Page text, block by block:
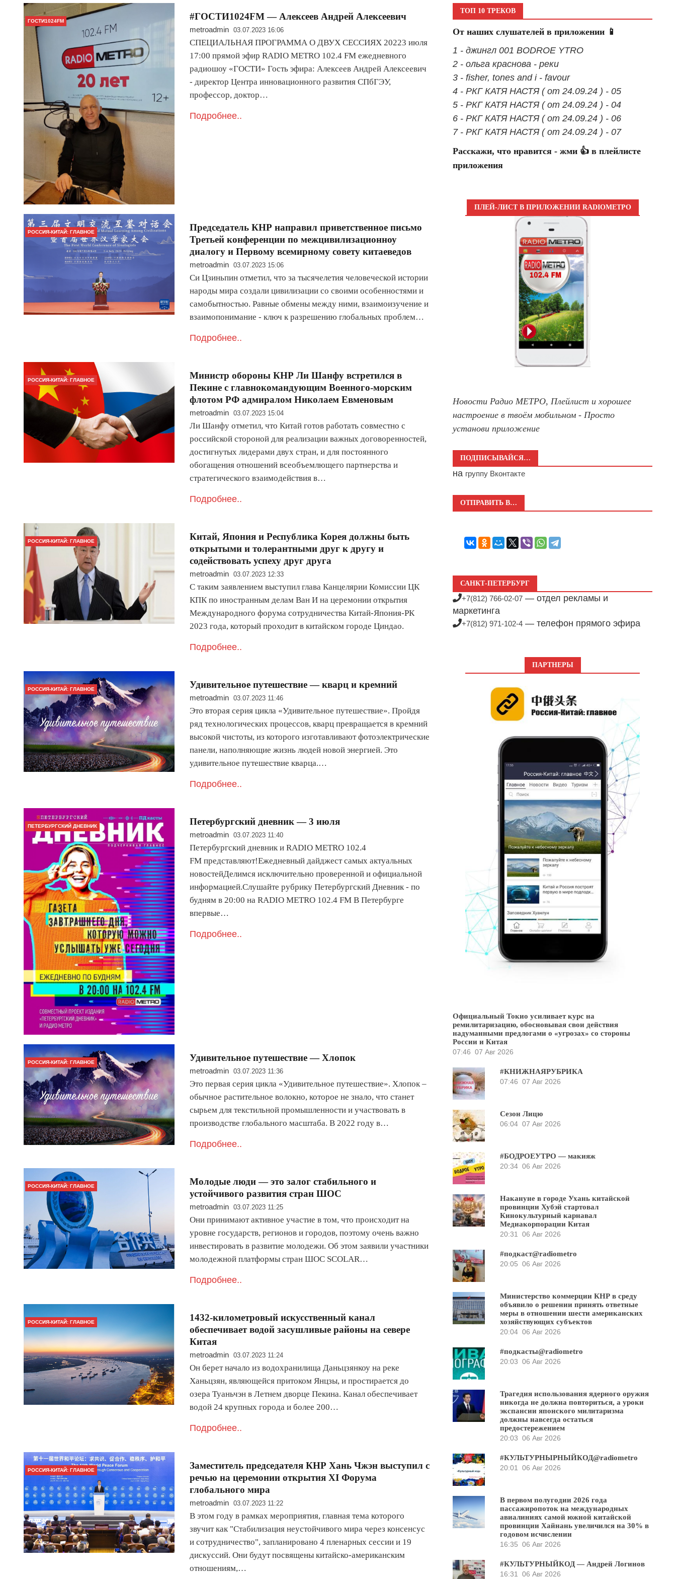
ГОСТИ1024FM #ГОСТИ1024FM — Алексеев Андрей Алексеевич
metroadmin 03.07.2023 16:06
СПЕЦИАЛЬНАЯ ПРОГРАММА О ДВУХ СЕССИЯХ 20223 июля
17:00 прямой эфир RADIO METRO 102.4 FM ежедневного
радиошоу «ГОСТИ» Гость эфира: Алексеев Андрей Алексеевич
- директор Центра инновационного развития СПбГЭУ,
профессор, доктор…
Подробнее..
РОССИЯ-КИТАЙ: ГЛАВНОЕ
Председатель КНР направил приветственное письмо
Третьей конференции по межцивилизационноу
диалогу и Первому всемирному совету китаеведов
metroadmin 03.07.2023 15:06
Си Цзиньпин отметил, что за тысячелетия человеческой истории
народы мира создали цивилизации со своими особенностями и
самобытностью. Равные обмены между ними, взаимоизучение и
взаимопонимание - ключ к разрешению глобальных проблем…
Подробнее..
РОССИЯ-КИТАЙ: ГЛАВНОЕ
Министр обороны КНР Ли Шанфу встретился в
Пекине с главнокомандующим Военного-морским
флотом РФ адмиралом Николаем Евменовым
metroadmin 03.07.2023 15:04
Ли Шанфу отметил, что Китай готов работать совместно с
российской стороной для реализации важных договоренностей,
достигнутых лидерами двух стран, и для постоянного
обогащения отношений всеобъемлющего партнерства и
стратегического взаимодействия в…
Подробнее..
РОССИЯ-КИТАЙ: ГЛАВНОЕ
Китай, Япония и Республика Корея должны быть
открытыми и толерантными друг к другу и
содействовать успеху друг друга
metroadmin 03.07.2023 12:33
С таким заявлением выступил глава Канцелярии Комиссии ЦК
КПК по иностранным делам Ван И на церемонии открытия
Международного форума сотрудничества Китай-Япония-РК
2023 года, который проходит в китайском городе Циндао.
Подробнее..
РОССИЯ-КИТАЙ: ГЛАВНОЕ Удивительное путешествие — кварц и кремний
metroadmin 03.07.2023 11:46
Это вторая серия цикла «Удивительное путешествие». Пройдя
ряд технологических процессов, кварц превращается в кремний
высокой чистоты, из которого изготавливают фотоэлектрические
панели, наполняющие жизнь людей новой энергией. Это
удивительное путешествие кварца.…
Подробнее..
ПЕТЕРБУРГСКИЙ ДНЕВНИК Петербургский дневник — 3 июля
metroadmin 03.07.2023 11:40
Петербургский дневник и RADIO METRO 102.4
FM представляют!Ежедневный дайджест самых актуальных
новостейДелимся исключительно проверенной и официальной
информацией.Слушайте рубрику Петербургский Дневник - по
будням в 20:00 на RADIO METRO 102.4 FM В Петербурге
впервые…
Подробнее..
РОССИЯ-КИТАЙ: ГЛАВНОЕ Удивительное путешествие — Хлопок
metroadmin 03.07.2023 11:36
Это первая серия цикла «Удивительное путешествие». Хлопок –
обычное растительное волокно, которое не знало, что станет
сырьем для текстильной промышленности и участвовать в
производстве глобального масштаба. В 2022 году в…
Подробнее..
РОССИЯ-КИТАЙ: ГЛАВНОЕ
Молодые люди — это залог стабильного и
устойчивого развития стран ШОС
metroadmin 03.07.2023 11:25
Они принимают активное участие в том, что происходит на
уровне государств, регионов и городов, поэтому очень важно
инвестировать в развитие молодежи. Об этом заявили участники
молодежной платформы стран ШОС SCOLAR…
Подробнее..
РОССИЯ-КИТАЙ: ГЛАВНОЕ
1432-километровый искусственный канал
обеспечивает водой засушливые районы на севере
Китая
metroadmin 03.07.2023 11:24
Он берет начало из водохранилища Даньцзянкоу на реке
Ханьцзян, являющейся притоком Янцзы, и простирается до
озера Туаньчэн в Летнем дворце Пекина. Канал обеспечивает
водой 24 крупных города и более 200…
Подробнее..
РОССИЯ-КИТАЙ: ГЛАВНОЕ
Заместитель председателя КНР Хань Чжэн выступил с
речью на церемонии открытия XI Форума
глобального мира
metroadmin 03.07.2023 11:22
В этом году в рамках мероприятия, главная тема которого
звучит как "Стабилизация неустойчивого мира через консенсус
и сотрудничество", запланировано 4 пленарных сессии и 19
дискуссий. Они будут посвящены китайско-американским
отношениям,…
ТОП 10 ТРЕКОВ
От наших слушателей в приложении 📱
1 - джингл 001 BODROE YTRO
2 - ольга краснова - реки
3 - fisher, tones and i - favour
4 - РКГ КАТЯ НАСТЯ ( от 24.09.24 ) - 05
5 - РКГ КАТЯ НАСТЯ ( от 24.09.24 ) - 04
6 - РКГ КАТЯ НАСТЯ ( от 24.09.24 ) - 06
7 - РКГ КАТЯ НАСТЯ ( от 24.09.24 ) - 07
Расскажи, что нравится - жми 👍 в плейлисте
приложения
ПЛЕЙ-ЛИСТ В ПРИЛОЖЕНИИ RADIOМЕТРО
Новости Радио МЕТРО, Плейлист и хорошее
настроение в твоём мобильном - Просто
установи приложение
ПОДПИСЫВАЙСЯ…
на группу Вконтакте
ОТПРАВИТЬ В…
САНКТ-ПЕТЕРБУРГ
+7(812) 766-02-07 — отдел рекламы и
маркетинга
+7(812) 971-102-4 — телефон прямого эфира
ПАРТНЕРЫ
Официальный Токио усиливает курс на
ремилитаризацию, обосновывая свои действия
надуманными предлогами о «угрозах» со стороны
России и Китая
07:46 07 Авг 2026
#КНИЖНАЯРУБРИКА
07:46 07 Авг 2026
Сезон Лицю
06:04 07 Авг 2026
#БОДРОЕУТРО — макияж
20:34 06 Авг 2026
Накануне в городе Ухань китайской
провинции Хубэй стартовал
Кинокультурный карнавал
Медиакорпорации Китая
20:31
06 Авг 2026
#подкаст@radiometro
20:05 06 Авг 2026
Министерство коммерции КНР в среду
объявило о решении принять ответные
меры в отношении шести американских
хозяйствующих субъектов
20:04 06 Авг 2026
#подкасты@radiometro
20:03 06 Авг 2026
Трагедия использования ядерного оружия
никогда не должна повториться, а уроки
экспансии японского милитаризма
должны навсегда остаться
предостережением
20:03 06 Авг 2026
#КУЛЬТУРНЫРНЫЙКОД@radiometro
20:01
06 Авг 2026
В первом полугодии 2026 года
пассажиропоток на международных
авиалиниях самой южной китайской
провинции Хайнань увеличился на 30% в
годовом исчислении
16:35 06 Авг 2026
#КУЛЬТУРНЫЙКОД — Андрей Логинов
16:31
06 Авг 2026